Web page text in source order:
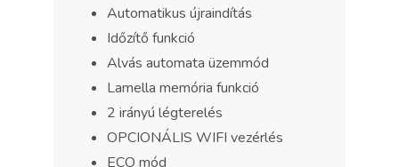
Automatikus újraindítás
Időzítő funkció
Alvás automata üzemmód
Lamella memória funkció
2 irányú légterelés
OPCIONÁLIS WIFI vezérlés
ECO mód